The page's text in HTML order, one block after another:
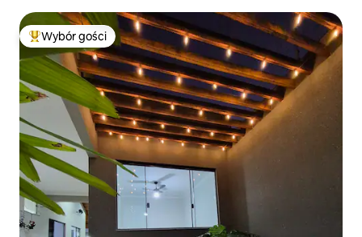
Najpopularniejsze z kategorii Wybór gości
Wybór gości